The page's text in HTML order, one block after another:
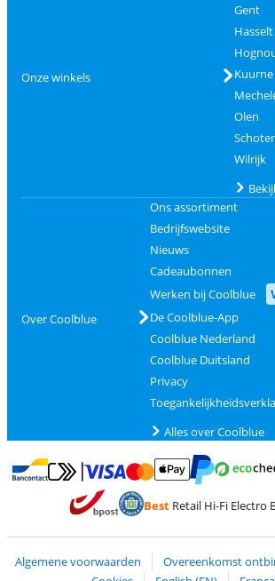
Onze winkels
Gent
Hasselt
Kuurne
Olen
Wilrijk
Over Coolblue
Ons assortiment
Bedrijfswebsite
Nieuws
Cadeaubonnen
Werken bij Coolblue
De Coolblue-App
Coolblue Nederland
Coolblue Duitsland
Privacy
Alles over Coolblue
Betalen met Bancontact
Betalen met MasterCard en Visa via
BestRetail Hi-Fi Electro
Algemene voorwaarden Overeenkomst